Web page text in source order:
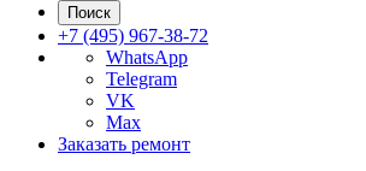
Поиск
+7 (495) 967-38-72
WhatsApp
Telegram
VK
Max
Заказать ремонт